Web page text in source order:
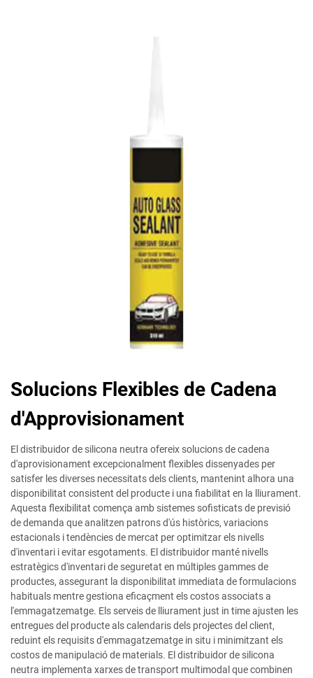
Solucions Flexibles de Cadena
d'Approvisionament
El distribuidor de silicona neutra ofereix solucions de cadena
d'aprovisionament excepcionalment flexibles dissenyades per
satisfer les diverses necessitats dels clients, mantenint alhora una
disponibilitat consistent del producte i una fiabilitat en la lliurament.
Aquesta flexibilitat comença amb sistemes sofisticats de previsió
de demanda que analitzen patrons d'ús històrics, variacions
estacionals i tendències de mercat per optimitzar els nivells
d'inventari i evitar esgotaments. El distribuidor manté nivells
estratègics d'inventari de seguretat en múltiples gammes de
productes, assegurant la disponibilitat immediata de formulacions
habituals mentre gestiona eficaçment els costos associats a
l'emmagatzematge. Els serveis de lliurament just in time ajusten les
entregues del producte als calendaris dels projectes del client,
reduint els requisits d'emmagatzematge in situ i minimitzant els
costos de manipulació de materials. El distribuidor de silicona
neutra implementa xarxes de transport multimodal que combinen